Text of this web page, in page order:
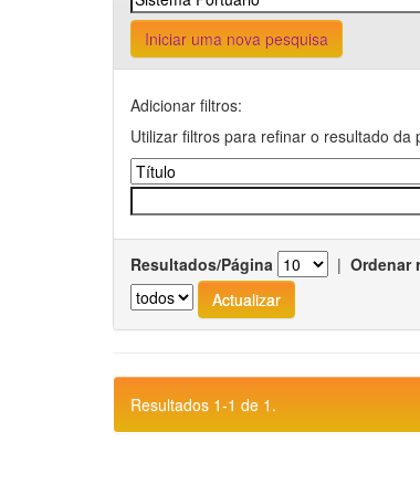
Iniciar uma nova pesquisa
Adicionar filtros:
Utilizar filtros para refinar o resultado da
Resultados/Página | Ordenar
Resultados 1-1 de 1.